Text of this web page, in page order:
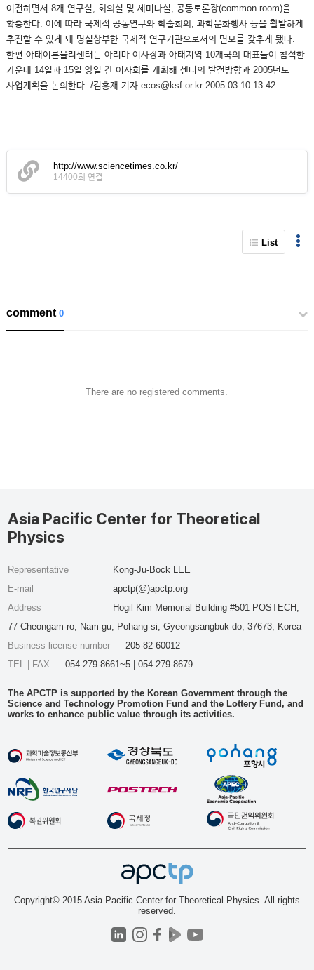
이전하면서 8개 연구실, 회의실 및 세미나실, 공동토론장(common room)을
확충한다. 이에 따라 국제적 공동연구와 학술회의, 과학문화행사 등을 활발하게
추진할 수 있게 돼 명실상부한 국제적 연구기관으로서의 면모를 갖추게 됐다.
한편 아태이론물리센터는 아리마 이사장과 아태지역 10개국의 대표들이 참석한
가운데 14일과 15일 양일 간 이사회를 개최해 센터의 발전방향과 2005년도
사업계획을 논의한다. /김홍재 기자 ecos@ksf.or.kr 2005.03.10 13:42
http://www.sciencetimes.co.kr/
14400회 연결
List
comment0
There are no registered comments.
Asia Pacific Center for Theoretical
Physics
Representative
Kong-Ju-Bock LEE
E-mail
apctp(@)apctp.org
Address
Hogil Kim Memorial Building #501 POSTECH,
77 Cheongam-ro, Nam-gu, Pohang-si, Gyeongsangbuk-do, 37673, Korea
Business license number
205-82-60012
TEL | FAX
054-279-8661~5 | 054-279-8679
The APCTP is supported by the Korean Government through the
Science and Technology Promotion Fund and the Lottery Fund, and
works to enhance public value through its activities.
Copyright© 2015 Asia Pacific Center for Theoretical Physics. All rights
reserved.